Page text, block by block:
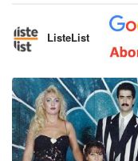
ListeList